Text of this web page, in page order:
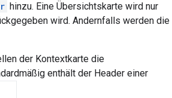
hinzu. Eine Übersichtskarte wird nur
wird. Andernfalls werden die
der Kontextkarte die
enthält der Header einer